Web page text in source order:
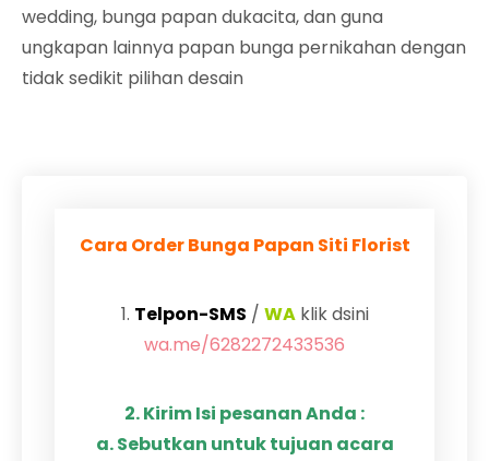
wedding, bunga papan dukacita, dan guna
ungkapan lainnya papan bunga pernikahan dengan
tidak sedikit pilihan desain
Cara Order Bunga Papan Siti Florist
1. Telpon-SMS / WAklik dsini
wa.me/6282272433536
2. Kirim Isi pesanan Anda :
a. Sebutkan untuk tujuan acara